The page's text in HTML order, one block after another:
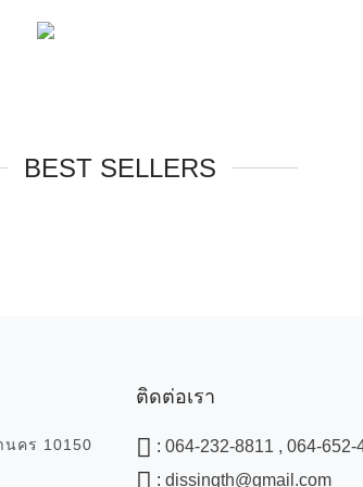
BEST SELLERS
นคร 10150
ติดต่อเรา
: 064-232-8811 , 064-652-
: dissingth@gmail.com